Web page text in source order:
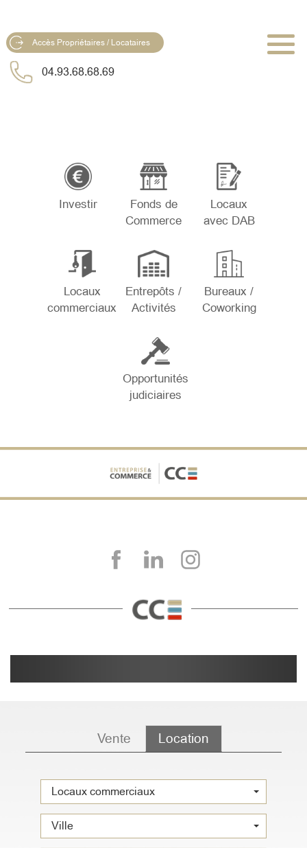
Accès Propriétaires / Locataires
04.93.68.68.69
Investir
Fonds de
Commerce
Locaux
avec DAB
Locaux
commerciaux
Entrepôts /
Activités
Bureaux /
Coworking
Opportunités
judiciaires
Vente Location
Locaux commerciaux
Ville